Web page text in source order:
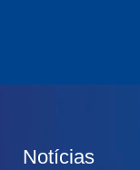
Notícias